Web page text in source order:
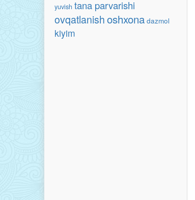
yuvish tana parvarishi
ovqatlanishoshxona dazmol
kiyim